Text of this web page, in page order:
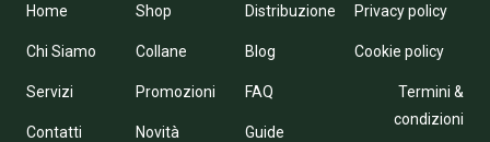
Home
Chi Siamo
Servizi
Contatti
Shop
Collane
Promozioni
Novità
Distribuzione
Blog
FAQ
Guide
Privacy policy
Cookie policy
Termini &
condizioni